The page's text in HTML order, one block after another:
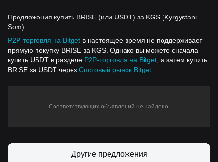
Предложения купить BRISE (или USDT) за KGS (Kyrgystani
Som)
P2P-торговля на Bitget в настоящее время не поддерживает
прямую покупку BRISE за KGS. Однако вы можете сначала
купить USDT в разделе P2P-торговля на Bitget , а затем купить
BRISE за USDT через Спотовый рынок Bitget
Соответствующих объявлений не найдено.
Другие предложения